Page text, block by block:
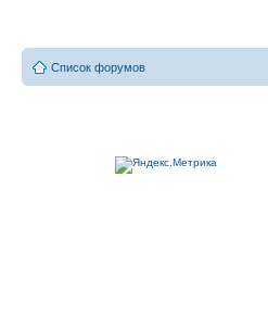
Список форумов